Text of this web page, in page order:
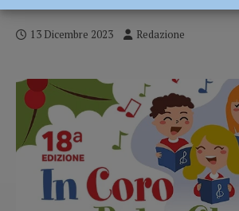
13 Dicembre 2023 Redazione